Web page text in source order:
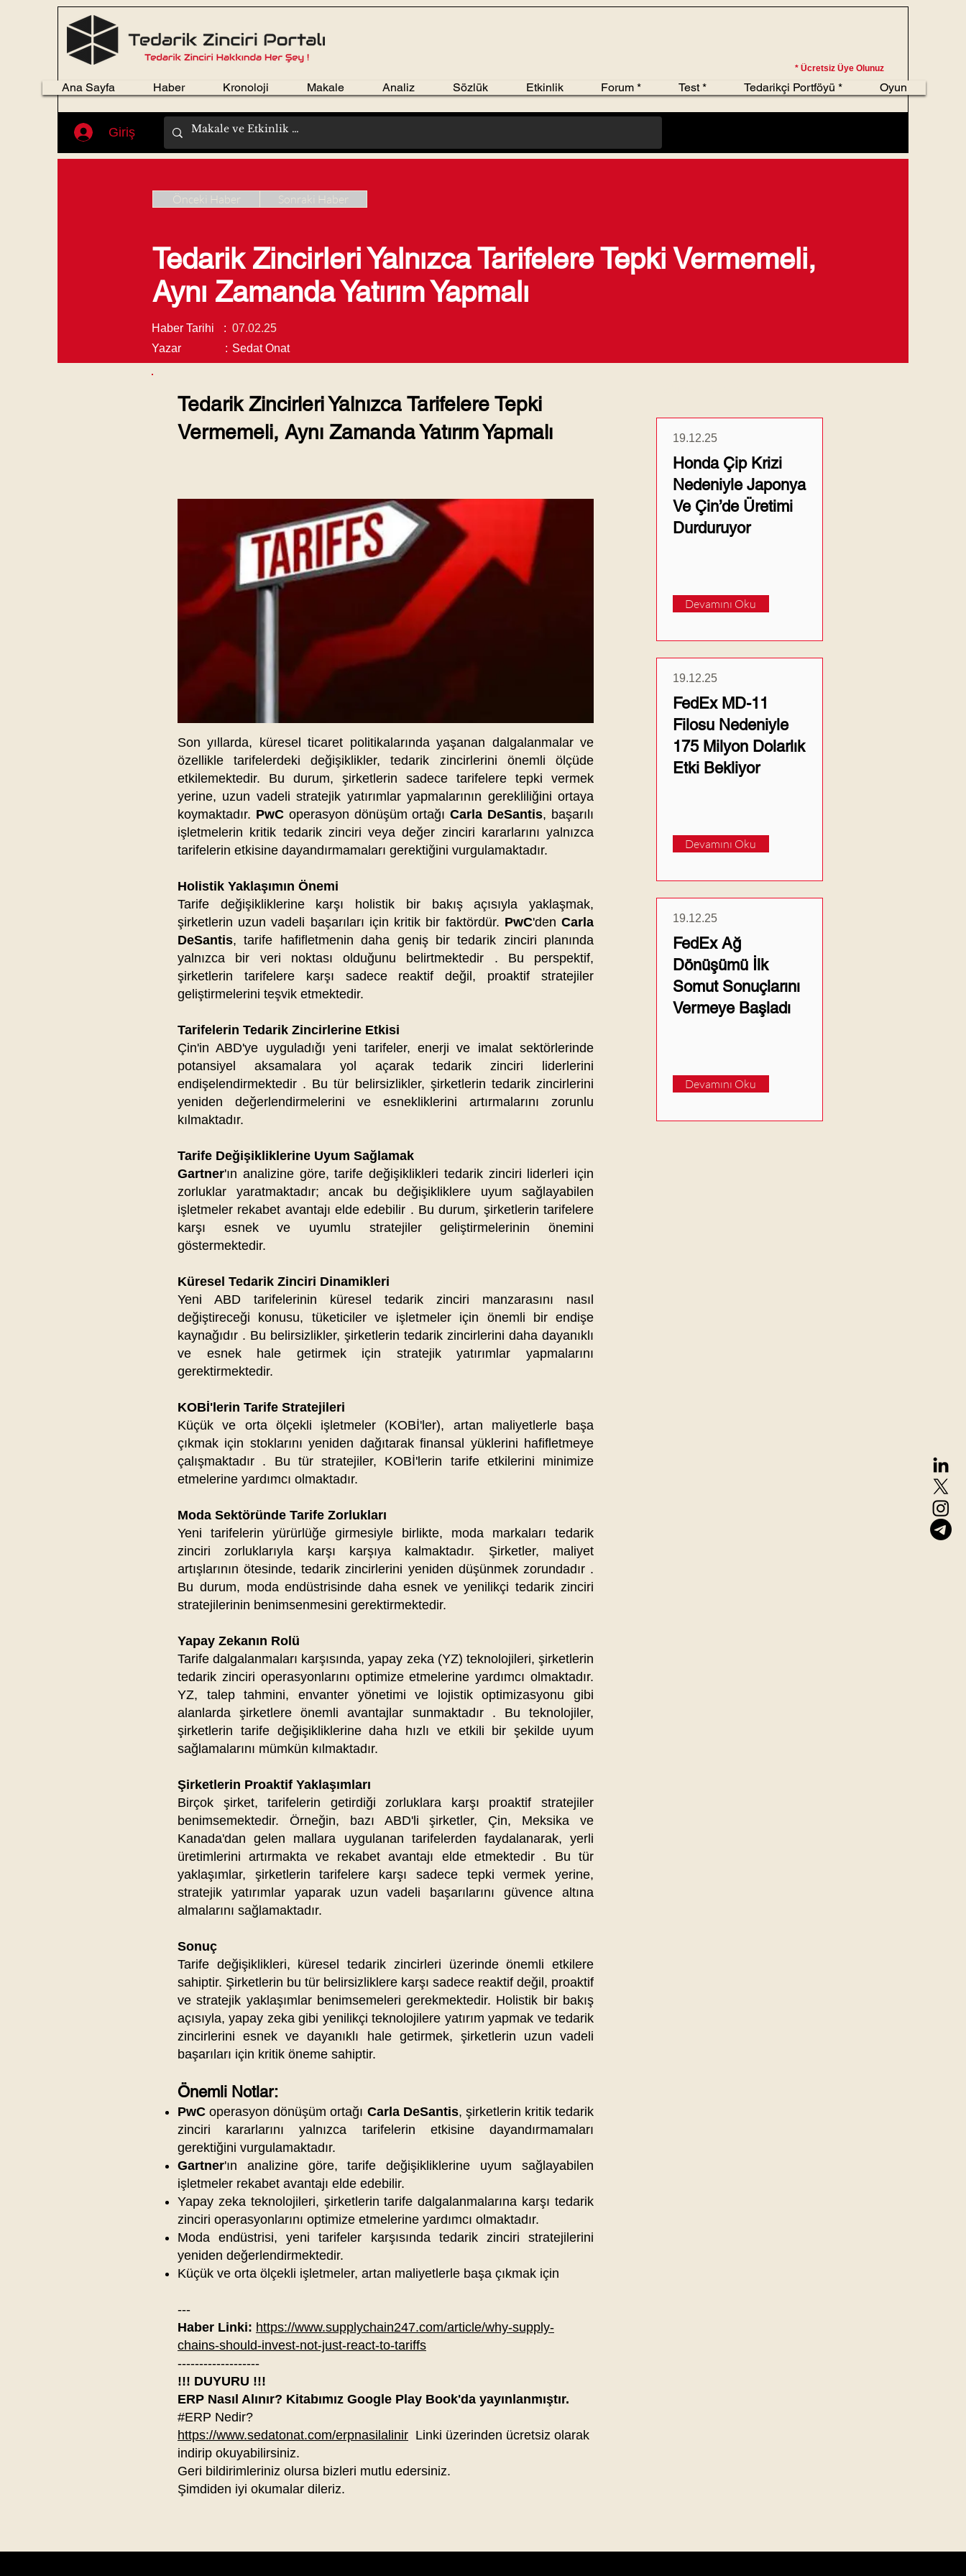
* Ücretsiz Üye Olunuz
Giriş
Ana Sayfa Haber Kronoloji Makale Analiz Sözlük Etkinlik Forum * Test * Tedarikçi Portföyü * Oyun
Önceki Haber Sonraki Haber
Tedarik Zincirleri Yalnızca Tarifelere Tepki Vermemeli,
Aynı Zamanda Yatırım Yapmalı
Haber Tarihi : 07.02.25
Yazar
: Sedat Onat
Tedarik Zincirleri Yalnızca Tarifelere Tepki
Vermemeli, Aynı Zamanda Yatırım Yapmalı
Son yıllarda, küresel ticaret politikalarında yaşanan dalgalanmalar ve
özellikle tarifelerdeki değişiklikler, tedarik zincirlerini önemli ölçüde
etkilemektedir. Bu durum, şirketlerin sadece tarifelere tepki vermek
yerine, uzun vadeli stratejik yatırımlar yapmalarının gerekliliğini ortaya
koymaktadır. PwCoperasyon dönüşüm ortağıCarla DeSantis, başarılı
işletmelerin kritik tedarik zinciri veya değer zinciri kararlarını yalnızca
tarifelerin etkisine dayandırmamaları gerektiğini vurgulamaktadır.​
Holistik Yaklaşımın Önemi
Tarife değişikliklerine karşı holistik bir bakış açısıyla yaklaşmak,
şirketlerin uzun vadeli başarıları için kritik bir faktördür. PwC'denCarla
DeSantis, tarife hafifletmenin daha geniş bir tedarik zinciri planında
yalnızca bir veri noktası olduğunu belirtmektedir . Bu perspektif,
şirketlerin tarifelere karşı sadece reaktif değil, proaktif stratejiler
geliştirmelerini teşvik etmektedir.​
Tarifelerin Tedarik Zincirlerine Etkisi
Çin'in ABD'ye uyguladığı yeni tarifeler, enerji ve imalat sektörlerinde
potansiyel aksamalara yol açarak tedarik zinciri liderlerini
endişelendirmektedir . Bu tür belirsizlikler, şirketlerin tedarik zincirlerini
yeniden değerlendirmelerini ve esnekliklerini artırmalarını zorunlu
kılmaktadır.​
Tarife Değişikliklerine Uyum Sağlamak
Gartner'ın analizine göre, tarife değişiklikleri tedarik zinciri liderleri için
zorluklar yaratmaktadır; ancak bu değişikliklere uyum sağlayabilen
işletmeler rekabet avantajı elde edebilir . Bu durum, şirketlerin tarifelere
karşı esnek ve uyumlu stratejiler geliştirmelerinin önemini
göstermektedir.​
Küresel Tedarik Zinciri Dinamikleri
Yeni ABD tarifelerinin küresel tedarik zinciri manzarasını nasıl
değiştireceği konusu, tüketiciler ve işletmeler için önemli bir endişe
kaynağıdır . Bu belirsizlikler, şirketlerin tedarik zincirlerini daha dayanıklı
ve esnek hale getirmek için stratejik yatırımlar yapmalarını
gerektirmektedir.​
KOBİ'lerin Tarife Stratejileri
Küçük ve orta ölçekli işletmeler (KOBİ'ler), artan maliyetlerle başa
çıkmak için stoklarını yeniden dağıtarak finansal yüklerini hafifletmeye
çalışmaktadır . Bu tür stratejiler, KOBİ'lerin tarife etkilerini minimize
etmelerine yardımcı olmaktadır.​
Moda Sektöründe Tarife Zorlukları
Yeni tarifelerin yürürlüğe girmesiyle birlikte, moda markaları tedarik
zinciri zorluklarıyla karşı karşıya kalmaktadır. Şirketler, maliyet
artışlarının ötesinde, tedarik zincirlerini yeniden düşünmek zorundadır .
Bu durum, moda endüstrisinde daha esnek ve yenilikçi tedarik zinciri
stratejilerinin benimsenmesini gerektirmektedir.​
Yapay Zekanın Rolü
Tarife dalgalanmaları karşısında, yapay zeka (YZ) teknolojileri, şirketlerin
tedarik zinciri operasyonlarını optimize etmelerine yardımcı olmaktadır.
YZ, talep tahmini, envanter yönetimi ve lojistik optimizasyonu gibi
alanlarda şirketlere önemli avantajlar sunmaktadır . Bu teknolojiler,
şirketlerin tarife değişikliklerine daha hızlı ve etkili bir şekilde uyum
sağlamalarını mümkün kılmaktadır.​
Şirketlerin Proaktif Yaklaşımları
Birçok şirket, tarifelerin getirdiği zorluklara karşı proaktif stratejiler
benimsemektedir. Örneğin, bazı ABD'li şirketler, Çin, Meksika ve
Kanada'dan gelen mallara uygulanan tarifelerden faydalanarak, yerli
üretimlerini artırmakta ve rekabet avantajı elde etmektedir . Bu tür
yaklaşımlar, şirketlerin tarifelere karşı sadece tepki vermek yerine,
stratejik yatırımlar yaparak uzun vadeli başarılarını güvence altına
almalarını sağlamaktadır.​
Sonuç
Tarife değişiklikleri, küresel tedarik zincirleri üzerinde önemli etkilere
sahiptir. Şirketlerin bu tür belirsizliklere karşı sadece reaktif değil, proaktif
ve stratejik yaklaşımlar benimsemeleri gerekmektedir. Holistik bir bakış
açısıyla, yapay zeka gibi yenilikçi teknolojilere yatırım yapmak ve tedarik
zincirlerini esnek ve dayanıklı hale getirmek, şirketlerin uzun vadeli
başarıları için kritik öneme sahiptir.​
Önemli Notlar:
PwC operasyon dönüşüm ortağı Carla DeSantis, şirketlerin kritik tedarik
zinciri kararlarını yalnızca tarifelerin etkisine dayandırmamaları
gerektiğini vurgulamaktadır.
Gartner'ın analizine göre, tarife değişikliklerine uyum sağlayabilen
işletmeler rekabet avantajı elde edebilir.
Yapay zeka teknolojileri, şirketlerin tarife dalgalanmalarına karşı tedarik
zinciri operasyonlarını optimize etmelerine yardımcı olmaktadır.
Moda endüstrisi, yeni tarifeler karşısında tedarik zinciri stratejilerini
yeniden değerlendirmektedir.
Küçük ve orta ölçekli işletmeler, artan maliyetlerle başa çıkmak için
---
Haber Linki: https://www.supplychain247.com/article/why-supply-
chains-should-invest-not-just-react-to-tariffs
-------------------
!!! DUYURU !!!
ERP Nasıl Alınır? Kitabımız Google Play Book'da yayınlanmıştır.
#ERP Nedir?
https://www.sedatonat.com/erpnasilalinir Linki üzerinden ücretsiz olarak
indirip okuyabilirsiniz.
Geri bildirimleriniz olursa bizleri mutlu edersiniz.
Şimdiden iyi okumalar dileriz.
19.12.25
Honda Çip Krizi
Nedeniyle Japonya
Ve Çin’de Üretimi
Durduruyor
Devamını Oku
19.12.25
FedEx MD-11
Filosu Nedeniyle
175 Milyon Dolarlık
Etki Bekliyor
Devamını Oku
19.12.25
FedEx Ağ
Dönüşümü İlk
Somut Sonuçlarını
Vermeye Başladı
Devamını Oku